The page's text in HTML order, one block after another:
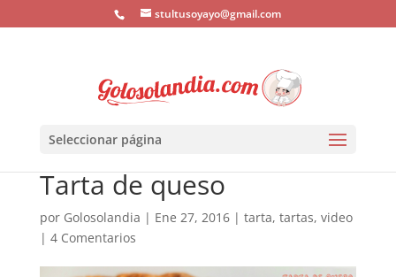
stultusoyayo@gmail.com
Seleccionar página
Tarta de queso
por Golosolandia | Ene 27, 2016| tarta, tartas, video
| 4 Comentarios